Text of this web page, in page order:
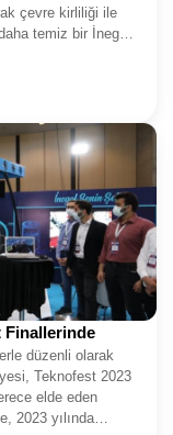
çevre kirliliği ile
temiz bir İnegöl
ve karşılaşılan
boş
zarar
çevre sorununu
fazla karşılaştığı
serdi. Sanayi
çevre kirliliği ve
ile yine ağırlıklı
yabancı madde
arasında başı çekti.
BİR ÇEVRE
en güzel
dikkat çekerek bu
söyledi. Son
Finallerinde
düzenli olarak
Teknofest 2023
elde eden
2023 yılında